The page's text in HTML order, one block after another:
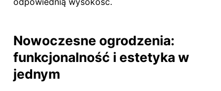
Nowoczesne ogrodzenia:
funkcjonalność i estetyka w
jednym